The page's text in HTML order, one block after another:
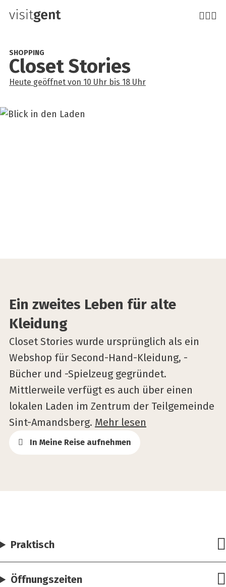
Direkt
zum
Clo­set Sto­ries
SHOPPING
Heute geöffnet von 10 Uhr bis 18 Uhr
Ein zweites Leben für alte
Kleidung
Closet Stories wurde ursprünglich als ein
Webshop für Second-Hand-Kleidung, -
Bücher und -Spielzeug gegründet.
Mittlerweile verfügt es auch über einen
lokalen Laden im Zentrum der Teilgemeinde
Sint-Amandsberg. Mehr lesen
In Meine Reise aufnehmen
Praktisch
Öffnungszeiten